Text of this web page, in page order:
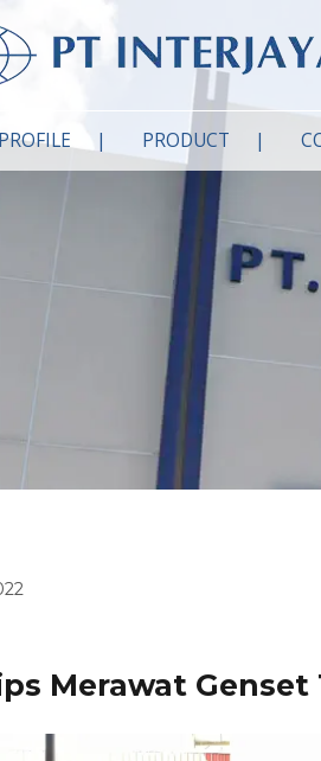
PRODUCT
Merawat